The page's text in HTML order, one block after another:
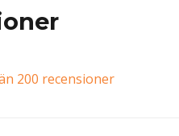
200 recensioner